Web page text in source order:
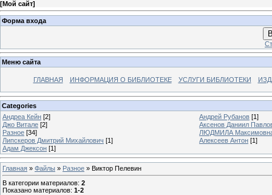
[Мой сайт]
Форма входа
Меню сайта
ГЛАВНАЯ ИНФОРМАЦИЯ О БИБЛИОТЕКЕ УСЛУГИ БИБЛИОТЕКИ
Categories
Андреа Кейн [2] Андрей Рубанов [1]
Джо Витале [2]
Аксенов Даниил
Разное [34]
ЛЮДМИЛА
Липскеров Дмитрий Михайлович [1] Алексеев Антон [1]
Адам Джексон [1]
Главная » Файлы » Разное » Виктор Пелевин
В категории материалов: 2
Показано материалов: 1-2